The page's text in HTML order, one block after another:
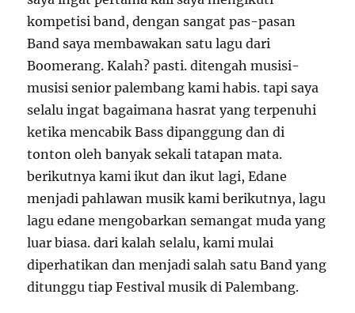
kompetisi band, dengan sangat pas-pasan
Band saya membawakan satu lagu dari
Boomerang. Kalah? pasti. ditengah musisi-
musisi senior palembang kami habis. tapi saya
selalu ingat bagaimana hasrat yang terpenuhi
ketika mencabik Bass dipanggung dan di
tonton oleh banyak sekali tatapan mata.
berikutnya kami ikut dan ikut lagi, Edane
menjadi pahlawan musik kami berikutnya, lagu
lagu edane mengobarkan semangat muda yang
luar biasa. dari kalah selalu, kami mulai
diperhatikan dan menjadi salah satu Band yang
ditunggu tiap Festival musik di Palembang.